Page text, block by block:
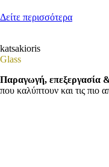
Δείτε περισσότερα
katsakioris
Glass
Παραγωγή, επεξεργασία
που καλύπτουν και τις πιο